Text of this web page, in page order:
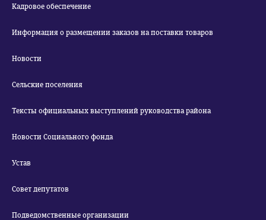
Кадровое обеспечение
Информация о размещении заказов на поставки товаров
Новости
Сельские поселения
Тексты официальных выступлений руководства района
Новости Социального фонда
Устав
Совет депутатов
Подведомственные организации